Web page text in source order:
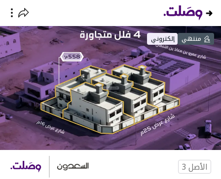
منتهي إلكتروني
الأصل3